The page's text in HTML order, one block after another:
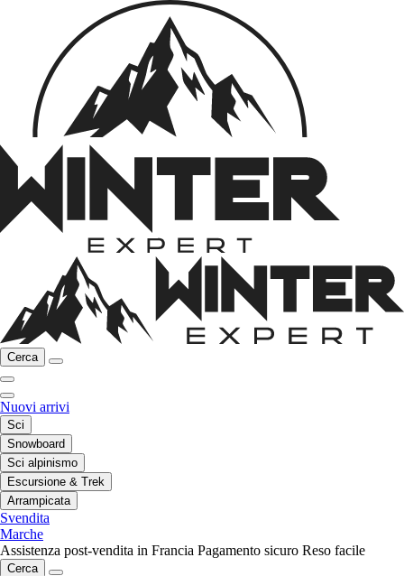
Cerca
Nuovi arrivi
Sci
Snowboard
Sci alpinismo
Escursione & Trek
Arrampicata
Svendita
Marche
Assistenza post-vendita in Francia Pagamento sicuro Reso facile
Cerca